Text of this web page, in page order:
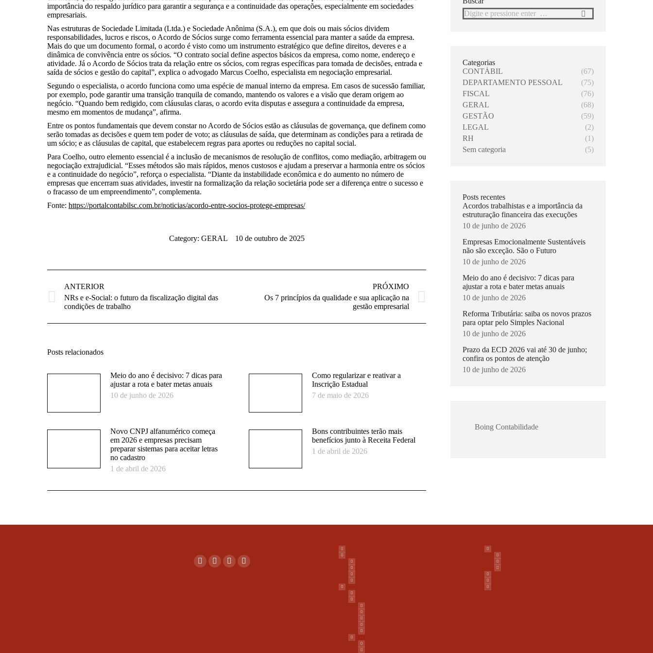
importância do respaldo jurídico para garantir a segurança e a continuidade das operações, especialmente em sociedades
empresariais.
Nas estruturas de Sociedade Limitada (Ltda.) e Sociedade Anônima (S.A.), em que dois ou mais sócios dividem
responsabilidades, lucros e riscos, o Acordo de Sócios surge como ferramenta essencial para manter a saúde da empresa.
Mais do que um documento formal, o acordo é visto como um instrumento estratégico que define direitos, deveres e a
dinâmica de convivência entre os sócios. “O contrato social define aspectos básicos da empresa, como nome, endereço e
atividade. Já o Acordo de Sócios trata da relação entre os sócios, com regras específicas para tomada de decisões, entrada e
saída de sócios e gestão do capital”, explica o advogado Marcus Coelho, especialista em negociação empresarial.
Segundo o especialista, o acordo funciona como uma espécie de manual interno da empresa. Em casos de sucessão familiar,
por exemplo, pode garantir uma transição tranquila de comando, mantendo os valores e a visão que deram origem ao
negócio. “Quando bem redigido, com cláusulas claras, o acordo evita disputas e assegura a continuidade da empresa,
mesmo em momentos de mudança”, afirma.
Entre os pontos fundamentais que devem constar no Acordo de Sócios estão as cláusulas de governança, que definem como
serão tomadas as decisões e quem tem poder de voto; as cláusulas de saída, que determinam as condições para a retirada de
um sócio; e as cláusulas de capital, que estabelecem regras para aportes ou reduções no capital social.
Para Coelho, outro elemento essencial é a inclusão de mecanismos de resolução de conflitos, como mediação, arbitragem ou
negociação extrajudicial. “Esses métodos são mais rápidos, menos custosos e ajudam a preservar a harmonia entre os sócios
e a continuidade do negócio”, reforça o especialista. “Diante da instabilidade econômica e do aumento no número de
empresas que encerram suas atividades, investir na formalização da relação societária pode ser a diferença entre o sucesso e
o fracasso de um empreendimento”, complementa.
Fonte: https://portalcontabilsc.com.br/noticias/acordo-entre-socios-protege-empresas/
Category: GERAL 10 de outubro de 2025
post:
ANTERIOR
Post
anterior:
NRs e e-Social: o futuro da fiscalização digital das
condições de trabalho
PRÓXIMO
Próximo
Os 7 princípios da qualidade e sua aplicação na
gestão empresarial
Posts relacionados
Meio do ano é decisivo: 7 dicas para
ajustar a rota e bater metas anuais
10 de junho de 2026
Como regularizar e reativar a
Inscrição Estadual
7 de maio de 2026
Novo CNPJ alfanumérico começa
em 2026 e empresas precisam
preparar sistemas para aceitar letras
no cadastro
1 de abril de 2026
Bons contribuintes terão mais
benefícios junto à Receita Federal
1 de abril de 2026
Search:
Categorias
CONTÁBIL
(67)
DEPARTAMENTO PESSOAL
(75)
FISCAL
(76)
GERAL
(68)
GESTÃO
(59)
LEGAL
(2)
RH
(1)
Sem categoria
(5)
Posts recentes
Acordos trabalhistas e a importância da
estruturação financeira das execuções
10 de junho de 2026
Empresas Emocionalmente Sustentáveis
não são exceção. São o Futuro
10 de junho de 2026
Meio do ano é decisivo: 7 dicas para
ajustar a rota e bater metas anuais
10 de junho de 2026
Reforma Tributária: saiba os novos prazos
para optar pelo Simples Nacional
10 de junho de 2026
Prazo da ECD 2026 vai até 30 de junho;
confira os pontos de atenção
10 de junho de 2026
Boing Contabilidade